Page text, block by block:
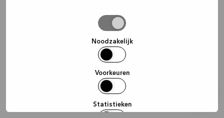
Noodzakelijk
Voorkeuren
Statistieken